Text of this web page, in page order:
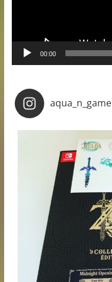
00:00
aqua_n_game